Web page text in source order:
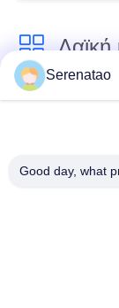
Λαϊκή
Χημική
Serenatao
Good day, what